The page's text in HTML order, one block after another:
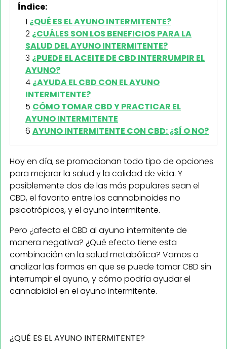
Índice:
¿QUÉ ES EL AYUNO INTERMITENTE?
¿CUÁLES SON LOS BENEFICIOS PARA LA
SALUD DEL AYUNO INTERMITENTE?
¿PUEDE EL ACEITE DE CBD INTERRUMPIR EL
AYUNO?
¿AYUDA EL CBD CON EL AYUNO
INTERMITENTE?
CÓMO TOMAR CBD Y PRACTICAR EL
AYUNO INTERMITENTE
AYUNO INTERMITENTE CON CBD: ¿SÍ O NO?
Hoy en día, se promocionan todo tipo de opciones
para mejorar la salud y la calidad de vida. Y
posiblemente dos de las más populares sean el
CBD, el favorito entre los cannabinoides no
psicotrópicos, y el ayuno intermitente.
Pero ¿afecta el CBD al ayuno intermitente de
manera negativa? ¿Qué efecto tiene esta
combinación en la salud metabólica? Vamos a
analizar las formas en que se puede tomar CBD sin
interrumpir el ayuno, y cómo podría ayudar el
cannabidiol en el ayuno intermitente.
¿QUÉ ES EL AYUNO INTERMITENTE?